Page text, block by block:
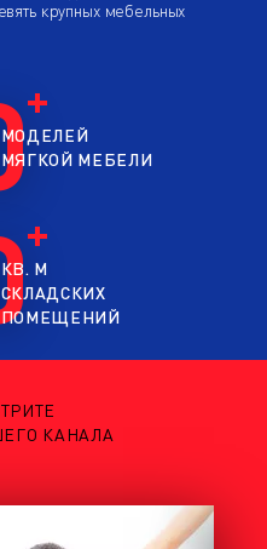
крупных мебельных
МОДЕЛЕЙ
МЯГКОЙ МЕБЕЛИ
КВ. М
СКЛАДСКИХ
ПОМЕЩЕНИЙ
КАНАЛА